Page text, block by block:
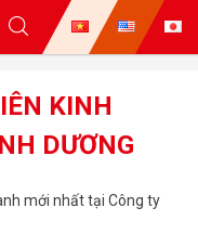
KINH
DƯƠNG
mới nhất tại Công ty